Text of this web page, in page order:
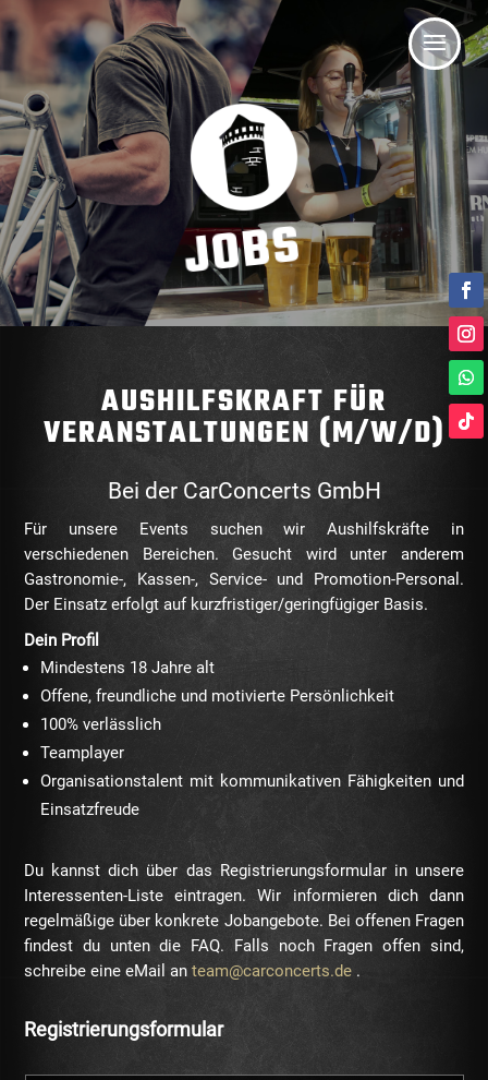
JOBS
AUSHILFSKRAFT FÜR
VERANSTALTUNGEN (M/W/D)
Bei der CarConcerts GmbH
Für unsere Events suchen wir Aushilfskräfte in
verschiedenen Bereichen. Gesucht wird unter anderem
Gastronomie-, Kassen-, Service- und Promotion-Personal.
Der Einsatz erfolgt auf kurzfristiger/geringfügiger Basis.
Dein Profil
Mindestens 18 Jahre alt
Offene, freundliche und motivierte Persönlichkeit
100% verlässlich
Teamplayer
Organisationstalent mit kommunikativen Fähigkeiten und
Einsatzfreude
Du kannst dich über das Registrierungsformular in unsere
Interessenten-Liste eintragen. Wir informieren dich dann
regelmäßige über konkrete Jobangebote. Bei offenen Fragen
findest du unten die FAQ. Falls noch Fragen offen sind,
schreibe eine eMail anteam@carconcerts.de .
Registrierungsformular